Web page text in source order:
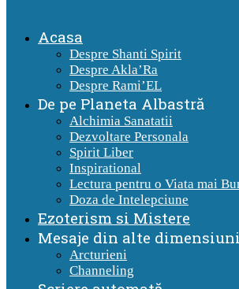
Acasa
Despre Shanti Spirit
Despre Akla’Ra
Despre Rami’EL
De pe Planeta Albastră
Alchimia Sanatatii
Dezvoltare Personala
Spirit Liber
Inspirational
Lectura pentru o Viata mai
Doza de Intelepciune
Ezoterism si Mistere
Mesaje din alte dimensiuni
Arcturieni
Channeling